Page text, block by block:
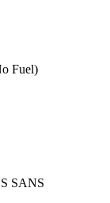
Fuel)
SANS